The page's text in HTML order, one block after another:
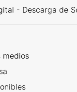
- Descarga de
medios